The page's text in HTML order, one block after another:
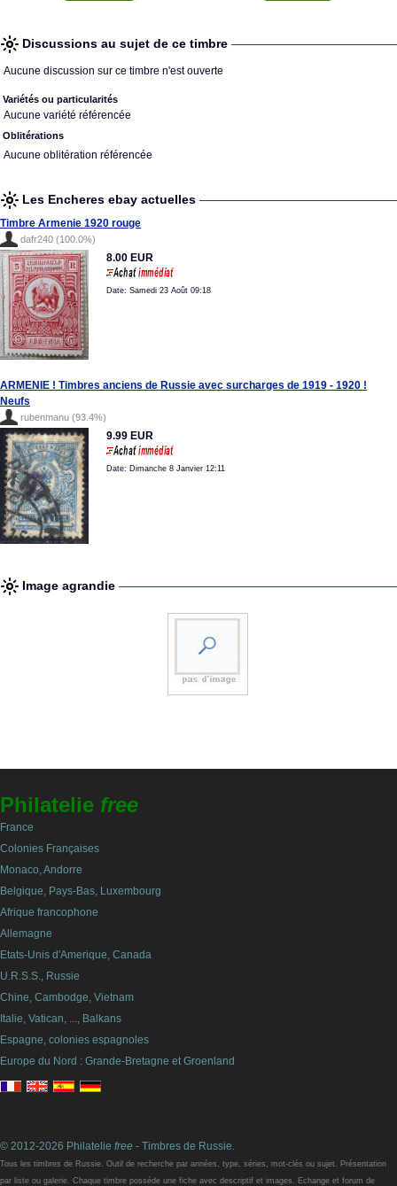
Discussions au sujet de ce timbre
Aucune discussion sur ce timbre n'est ouverte
Variétés ou particularités
Aucune variété référencée
Oblitérations
Aucune oblitération référencée
Les Encheres ebay actuelles
Timbre Armenie 1920 rouge
dafr240 (100.0%)
8.00 EUR
Date: Samedi 23 Août 09:18
ARMENIE ! Timbres anciens de Russie avec surcharges de 1919 - 1920 !
Neufs
rubenmanu (93.4%)
9.99 EUR
Date: Dimanche 8 Janvier 12:11
Image agrandie
Philatelie free
France
Colonies Françaises
Monaco, Andorre
Belgique, Pays-Bas, Luxembourg
Afrique francophone
Allemagne
Etats-Unis d'Amerique, Canada
U.R.S.S., Russie
Chine, Cambodge, Vietnam
Italie, Vatican, ..., Balkans
Espagne, colonies espagnoles
Europe du Nord : Grande-Bretagne et Groenland
© 2012-2026 Philatelie free - Timbres de Russie.
Tous les timbres de Russie. Outil de recherche par années, type, séries, mot-clés ou sujet. Présentation
par liste ou galerie. Chaque timbre possède une fiche avec descriptif et images. Echange et forum de